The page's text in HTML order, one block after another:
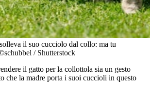
il suo cucciolo dal collo: ma tu
/ Shutterstock
il gatto per la collottola sia un gesto
che la madre porta i suoi cuccioli in questo